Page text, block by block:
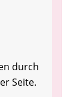
durch
Seite.